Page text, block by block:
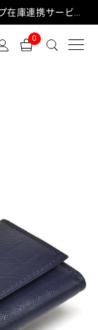
完売でもリアルショップ在庫が買える「ショップ在庫連携サービス」が日中もご利用可能になりました！
0